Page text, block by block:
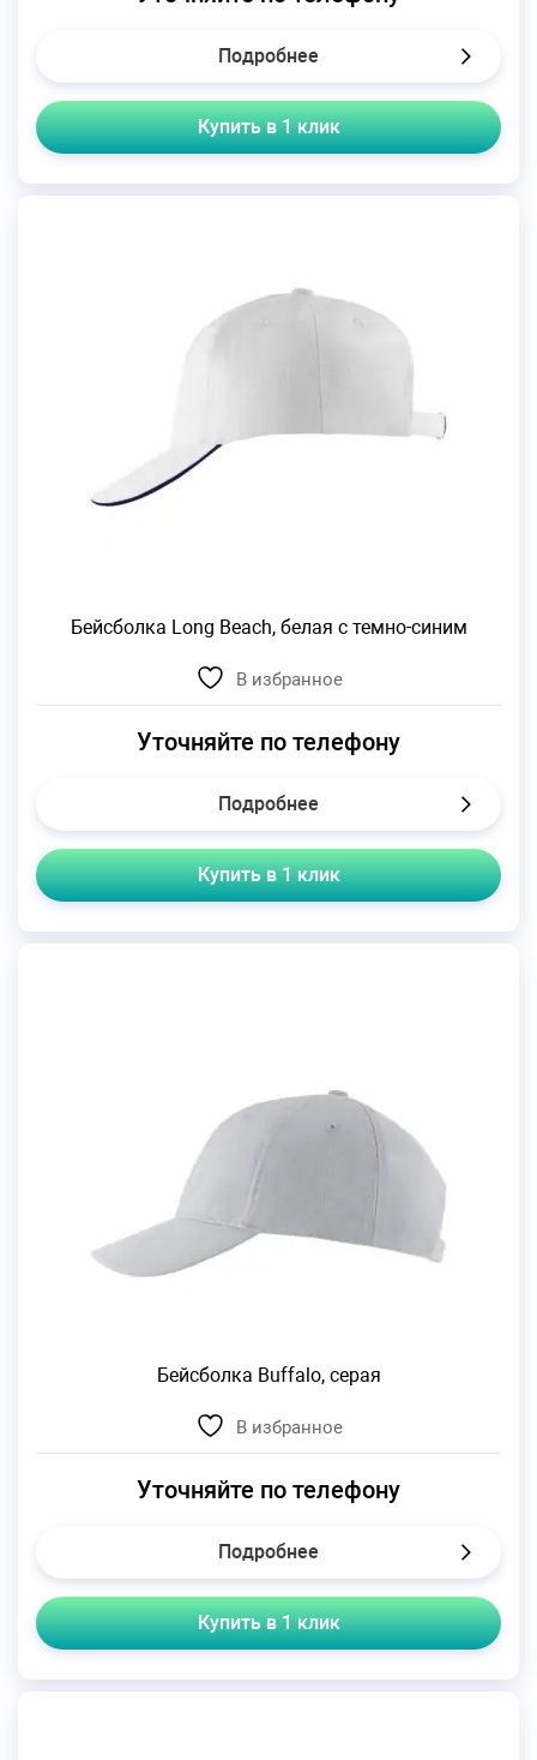
Подробнее
Купить в 1 клик
Бейсболка Long Beach, белая с темно-синим
В избранное
Уточняйте по телефону
Подробнее
Купить в 1 клик
Бейсболка Buffalo, серая
В избранное
Уточняйте по телефону
Подробнее
Купить в 1 клик